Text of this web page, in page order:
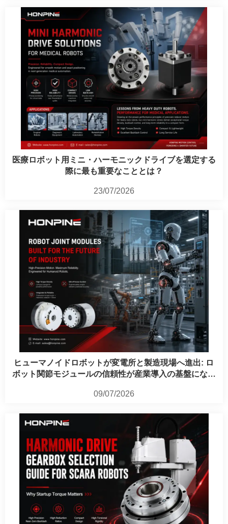
医療ロボット用ミニ・ハーモニックドライブを選定する
際に最も重要なこととは？
23/07/2026
ヒューマノイドロボットが変電所と製造現場へ進出: ロ
ボット関節モジュールの信頼性が産業導入の基盤になり
09/07/2026